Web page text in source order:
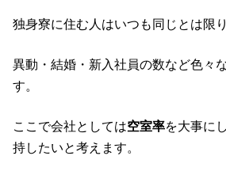
独身寮に住む人はいつも同じとは限
異動・結婚・新入社員の数など色々
す。
ここで会社としては空室率を大事に
持したいと考えます。